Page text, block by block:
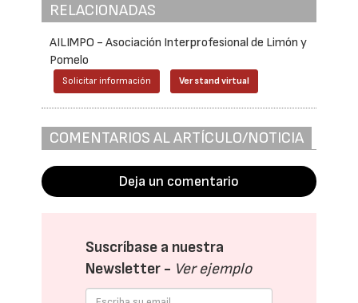
RELACIONADAS
AILIMPO - Asociación Interprofesional de Limón y
Pomelo
Solicitar información Ver stand virtual
COMENTARIOS AL ARTÍCULO/NOTICIA
Deja un comentario
Suscríbase a nuestra
Newsletter - Ver ejemplo